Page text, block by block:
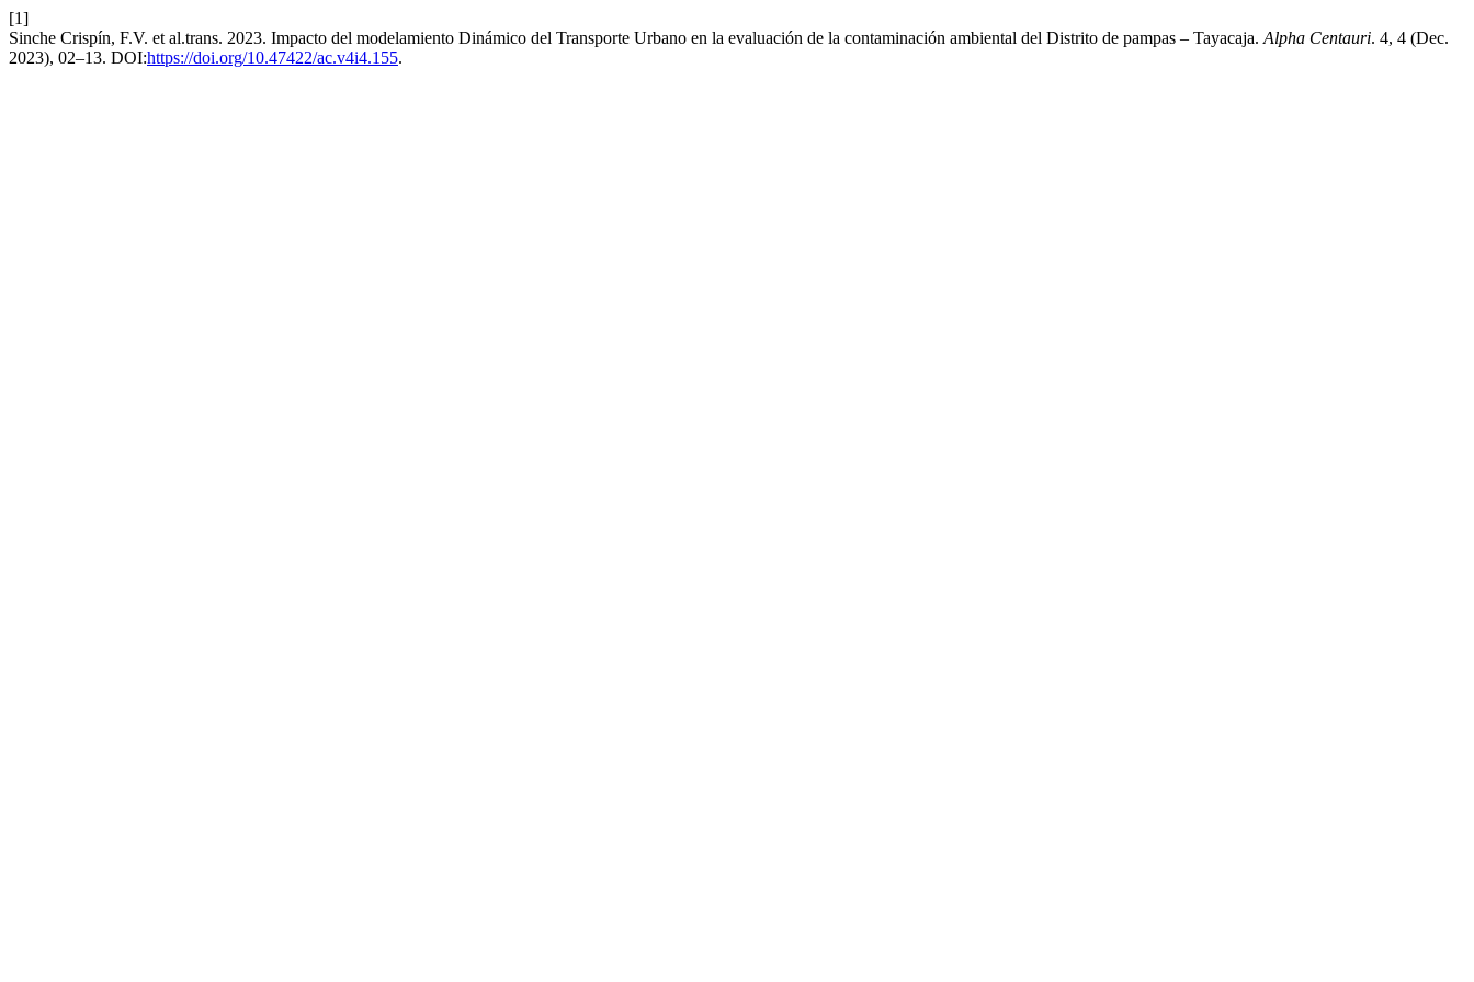
[1]
Sinche Crispín, F.V. et al.trans. 2023. Impacto del modelamiento Dinámico del Transporte Urbano en la evaluación de la contaminación ambiental del Distrito de pampas – Tayacaja. Alpha Centauri. 4, 4 (Dec.
2023), 02–13. DOI:https://doi.org/10.47422/ac.v4i4.155.